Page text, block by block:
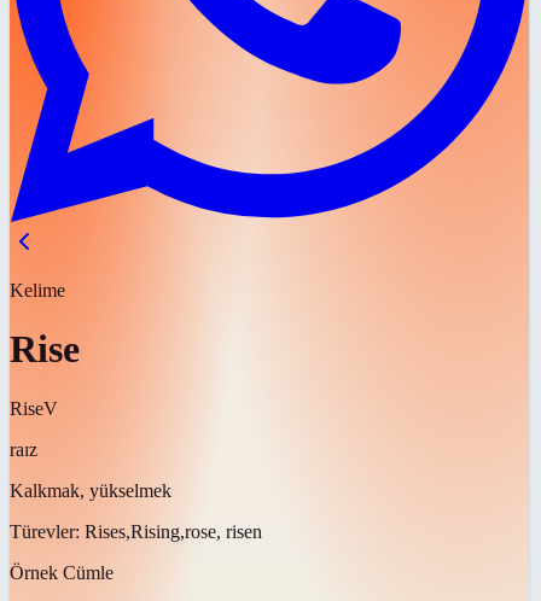
Kelime
Rise
RiseV
raɪz
Kalkmak, yükselmek
Türevler: Rises,Rising,rose, risen
Örnek Cümle